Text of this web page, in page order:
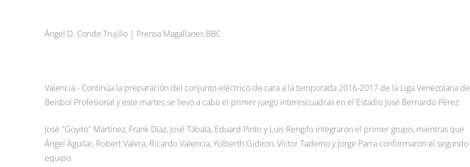
Ángel D. Conde Trujillo | Prensa Magallanes BBC
Valencia.- Continúa la preparación del conjunto eléctrico de cara a la temporada 2016-2017 de la Liga Venezolana de
Beisbol Profesional y este martes se llevó a cabo el primer juego interescuadras en el Estadio José Bernardo Pérez.
José "Goyito" Martínez, Frank Díaz, José Tábata, Eduard Pinto y Luis Rengifo integraron el primer grupo, mientras que
Ángel Aguilar, Robert Valera, Ricardo Valencia, Yolberth Gideon, Víctor Tademo y Jorge Parra conformaron el segundo
equipo.